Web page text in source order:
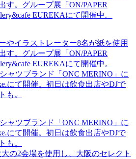
す。グループ展「ON/PAPER
EUREKAにて開催中。
やイラストレーター8名が紙を使用
す。グループ展「ON/PAPER
EUREKAにて開催中。
ャツブランド「ONC MERINO」に
にて開催。初日は飲食出店やDJで
も。
ャツブランド「ONC MERINO」に
にて開催。初日は飲食出店やDJで
も。
大の2会場を使用し、大阪のセレクト